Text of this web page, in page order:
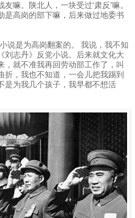
嘛。陕北人，一块受过‘肃反’嘛。
是高岗的部下嘛，后来做过地委书
说是为高岗翻案的。
我说，我不知
刘志丹》反党小说。后来就文化大
，就不准我再回劳动部工作了，叫
折，我也不知道，一会儿把我踢到
是为我几个孩子，我早都不想活